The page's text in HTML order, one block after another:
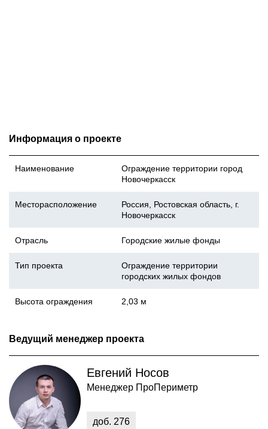
Информация о проекте
Наименование
Ограждение территории город
Новочеркасск
Месторасположение
Россия, Ростовская область, г.
Новочеркасск
Отрасль Городские жилые фонды
Тип проекта
Ограждение территории
городских жилых фондов
Высота ограждения 2,03 м
Ведущий менеджер проекта
Евгений Носов
Менеджер ПроПериметр
доб. 276